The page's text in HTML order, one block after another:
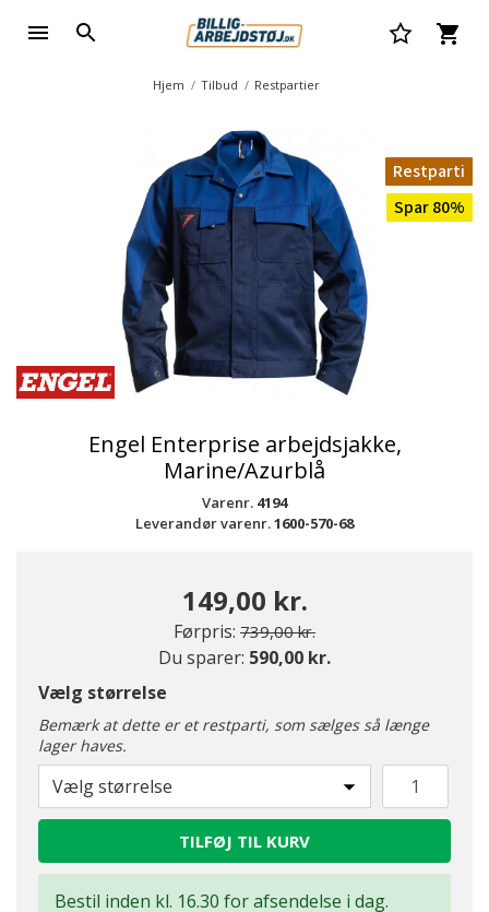
Hjem Tilbud Restpartier
Restparti
Spar 80%
Engel Enterprise arbejdsjakke,
Marine/Azurblå
Varenr. 4194
Leverandør varenr.1600-570-68
149,00 kr.
Førpris: Pris nedsat fra
739,00 kr.til
Du sparer: 590,00 kr.
Vælg størrelse
Bemærk at dette er et restparti, som sælges så længe
lager haves.
Vælg størrelse
TILFØJ TIL KURV
Bestil inden kl. 16.30 for afsendelse i dag.